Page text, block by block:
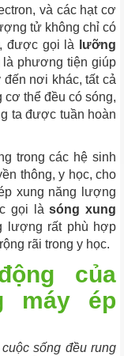
và các hạt cơ
tử không chỉ có
được gọi là
lưỡng
phương tiện giúp
nơi khác, tất cả
cơ thể đều có sóng,
ta được tuần hoàn
trong các hệ sinh
thông, y học, cho
xung năng lượng
gọi làsóng xung
lượng rất phù hợp
rãi trong y học.
của
máy ép
sống đều rung